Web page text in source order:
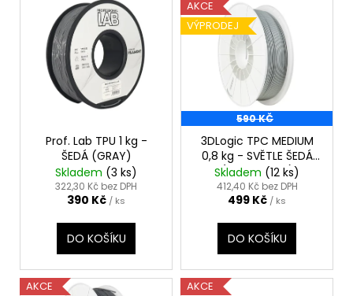
Prof. Lab TPU 1 kg -
ŠEDÁ (GRAY)
Skladem (3 ks)
322,30 Kč bez DPH
390 Kč / ks
DO KOŠÍKU
AKCE
VÝPRODEJ
590 KČ
3DLogic TPC MEDIUM
0,8 kg - SVĚTLE ŠEDÁ
(LIGHT GRAY)
Skladem (12 ks)
412,40 Kč bez DPH
499 Kč / ks
DO KOŠÍKU
AKCE AKCE